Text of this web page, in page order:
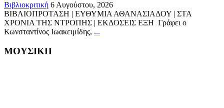
Βιβλιοκριτική 6 Αυγούστου, 2026
ΒΙΒΛΙΟΠΡΟΤΑΣΗ | ΕΥΘΥΜΙΑ ΑΘΑΝΑΣΙΑΔΟΥ | ΣΤΑ
ΧΡΟΝΙΑ ΤΗΣ ΝΤΡΟΠΗΣ | ΕΚΔΟΣΕΙΣ ΕΞΗ Γράφει ο
Κωνσταντίνος Ιωακειμίδης, ...
ΜΟΥΣΙΚΗ